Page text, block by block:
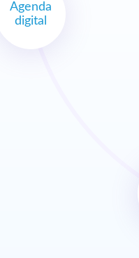
Agenda
digital